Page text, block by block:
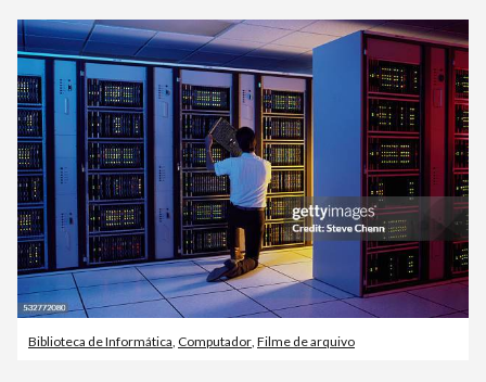
Biblioteca de Informática Computador Filme de arquivo